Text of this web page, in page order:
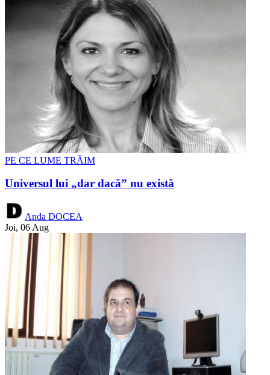
PE CE LUME TRĂIM
Universul lui „dar dacă” nu există
Anda DOCEA
Joi, 06 Aug